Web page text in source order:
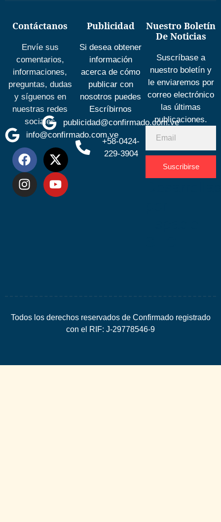
Contáctanos
Envíe sus
comentarios,
informaciones,
preguntas, dudas
y síguenos en
nuestras redes
sociales
info@confirmado.com.ve
Publicidad
Si desea obtener
información
acerca de cómo
publicar con
nosotros puedes
Escríbirnos
publicidad@confirmado.com.ve
+58-0424-
229-3904
Nuestro Boletín
De Noticias
Suscríbase a
nuestro boletín y
le enviaremos por
correo electrónico
las últimas
publicaciones.
Suscribirse
Todos los derechos reservados de Confirmado registrado
con el RIF: J-29778546-9